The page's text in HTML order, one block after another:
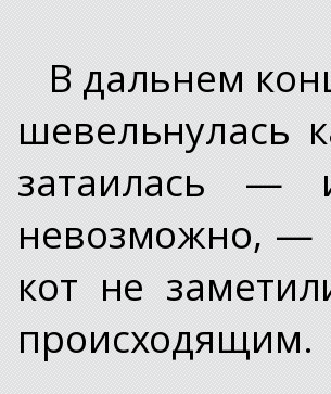
В дальнем
шевельнулась
затаилась —
невозможно, —
кот не
происходящим.